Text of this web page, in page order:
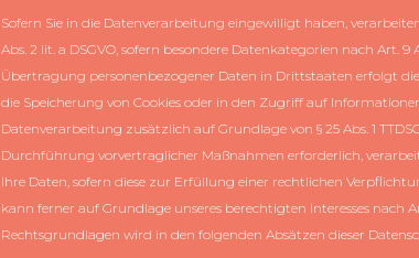
Sofern Sie in die Datenverarbeitung eingewilligt haben,
Abs. 2 lit. a DSGVO, sofern besondere Datenkategorien nach Art.
Übertragung personenbezogener Daten in Drittstaaten erfolgt
die Speicherung von Cookies oder in den Zugriff auf
Datenverarbeitung zusätzlich auf Grundlage von § 25 Abs. 1
Durchführung vorvertraglicher Maßnahmen erforderlich,
Ihre Daten, sofern diese zur Erfüllung einer rechtlichen
kann ferner auf Grundlage unseres berechtigten Interesses nach
Rechtsgrundlagen wird in den folgenden Absätzen dieser